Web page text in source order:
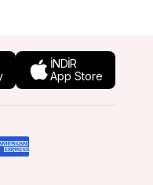
İNDİR
App Store